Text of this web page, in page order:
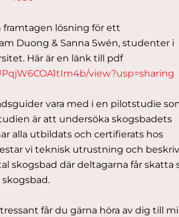
framtagen lösning för ett
Duong & Sanna Swén, studenter i
Här är en länk till pdf
view?usp=sharing
vara med i en pilotstudie
är att undersöka skogsbadets
alla utbildats och certifierats hos
vi teknisk utrustning och
skogsbad där deltagarna får skatta
får du gärna höra av dig till